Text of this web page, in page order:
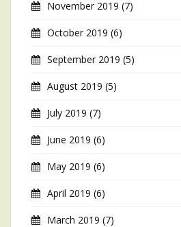
November 2019 (7)
October 2019 (6)
September 2019 (5)
August 2019 (5)
July 2019 (7)
June 2019 (6)
May 2019 (6)
April 2019 (6)
March 2019 (7)